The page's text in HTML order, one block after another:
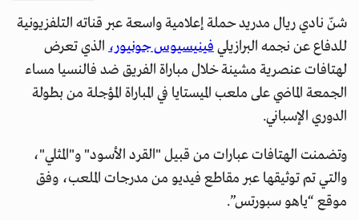
شنّ نادي ريال مدريد حملة إعلامية واسعة عبر قناته التلفزيونية
للدفاع عن نجمه البرازيليفينيسيوس جونيور، الذي تعرض
لهتافات عنصرية مشينة خلال مباراة الفريق ضد فالنسيا مساء
الجمعة الماضي على ملعب الميستايا في المباراة المؤجلة من بطولة
الدوري الإسباني.
وتضمنت الهتافات عبارات من قبيل "القرد الأسود" و"المثلي"،
والتي تم توثيقها عبر مقاطع فيديو من مدرجات الملعب، وفق
موقع “ياهو سبورتس”.